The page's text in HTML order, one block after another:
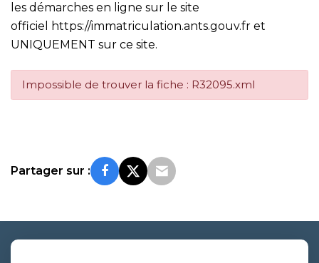
les démarches en ligne sur le site
officiel
https://immatriculation.ants.gouv.fr et
UNIQUEMENT sur ce site.
Impossible de trouver la fiche : R32095.xml
Partager sur :